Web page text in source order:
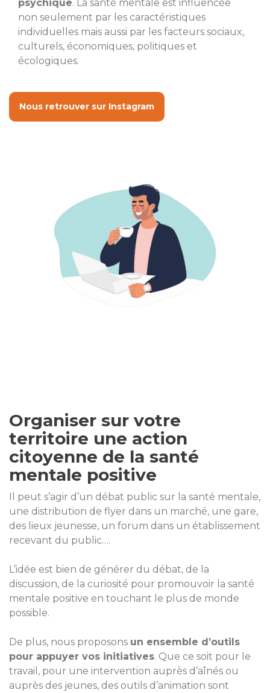
psychique. La santé mentale est influencée
non seulement par les caractéristiques
individuelles mais aussi par les facteurs sociaux,
culturels, économiques, politiques et
écologiques.
Nous retrouver sur Instagram
Organiser sur votre
territoire une action
citoyenne de la santé
mentale positive
Il peut s’agir d’un débat public sur la santé mentale,
une distribution de flyer dans un marché, une gare,
des lieux jeunesse, un forum dans un établissement
recevant du public….
L’idée est bien de générer du débat, de la
discussion, de la curiosité pour promouvoir la santé
mentale positive en touchant le plus de monde
possible.
De plus, nous proposons un ensemble d’outils
pour appuyer vos initiatives. Que ce soit pour le
travail, pour une intervention auprès d’aînés ou
auprès des jeunes, des outils d’animation sont